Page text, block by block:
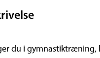
du i gymnastiktræning,